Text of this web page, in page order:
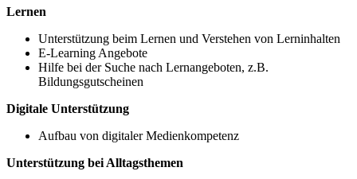
Lernen
Unterstützung beim Lernen und Verstehen von Lerninhalten
E-Learning Angebote
Hilfe bei der Suche nach Lernangeboten, z.B.
Bildungsgutscheinen
Digitale Unterstützung
Aufbau von digitaler Medienkompetenz
Unterstützung bei Alltagsthemen